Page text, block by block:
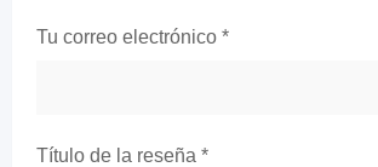
Tu correo electrónico *
Título de la reseña *